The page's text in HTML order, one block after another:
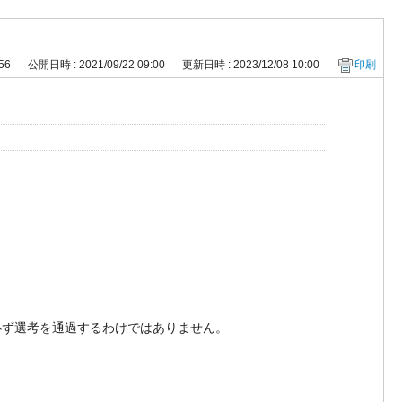
公開日時 : 2021/09/22 09:00 更新日時 : 2023/12/08 10:00 印刷
選考を通過するわけではありません。